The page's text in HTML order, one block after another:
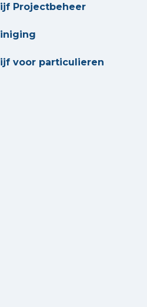
Projectbeheer
voor particulieren